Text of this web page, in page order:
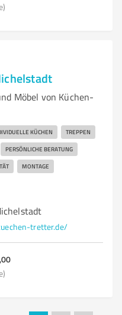
Möbel von Küchen-
KÜCHEN TREPPEN
PERSÖNLICHE BERATUNG
MONTAGE
tretter.de/